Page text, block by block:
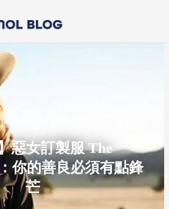
Shen
惡女訂製服 The
你的善良必須有點鋒
芒